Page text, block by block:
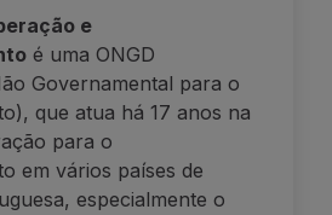
e
é uma ONGD
Governamental para o
que atua há 17 anos na
para o
em vários países de
especialmente o